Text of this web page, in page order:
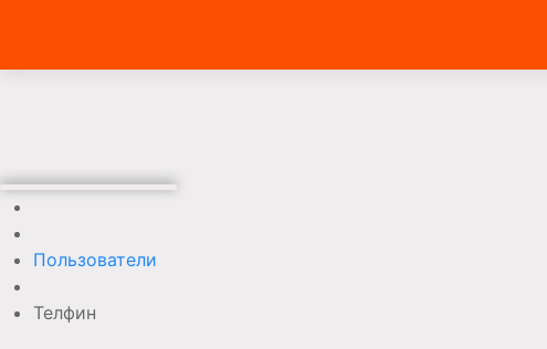
Пользователи
Телфин